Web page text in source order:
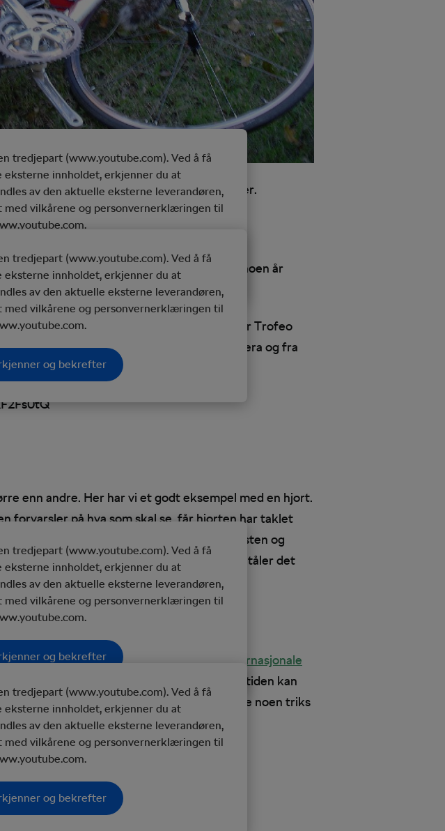
kan være greit å holde litt avstand fra busker.
tredjepart (www.youtube.com). Ved å få
innholdet, erkjenner du at
av den aktuelle eksterne leverandøren,
vilkårene og personvernerklæringen til
og bekrefter
Labrador på Tour de France etappe 9 for noen år
og med hunden.
tredjepart (www.youtube.com). Ved å få
innholdet, erkjenner du at
av den aktuelle eksterne leverandøren,
vilkårene og personvernerklæringen til
og bekrefter
hadde lyst til å være med på moroa. Rittet er Trofeo
brudd med stor oppmerksomhet fra kamera og fra
enn andre. Her har vi et godt eksempel med en hjort.
forvarsler på hva som skal se, får hjorten har taklet
det gikk, men vi håper og tror at både syklisten og
har syklisten sterke aluminiums hjul som tåler det
av karbon ville kanskje turen endt der.
tredjepart (www.youtube.com). Ved å få
innholdet, erkjenner du at
av den aktuelle eksterne leverandøren,
vilkårene og personvernerklæringen til
og bekrefter
dårlig, og har i flere anledninger skapt
internasjonale
kommer langt på kort tid, og i løpet av den tiden kan
Her kan det være greit å benytte noen triks
tredjepart (www.youtube.com). Ved å få
innholdet, erkjenner du at
av den aktuelle eksterne leverandøren,
vilkårene og personvernerklæringen til
og bekrefter